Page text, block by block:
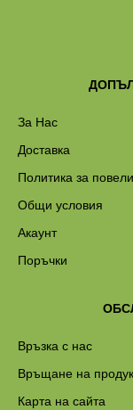
За Нас
Доставка
Политика за
Общи условия
Акаунт
Поръчки
Връзка с нас
Връщане на
Карта на сайта